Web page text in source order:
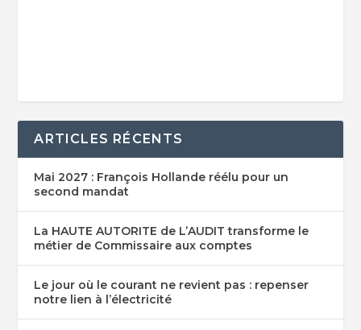
ARTICLES RÉCENTS
Mai 2027 : François Hollande réélu pour un
second mandat
La HAUTE AUTORITE de L’AUDIT transforme le
métier de Commissaire aux comptes
Le jour où le courant ne revient pas : repenser
notre lien à l’électricité